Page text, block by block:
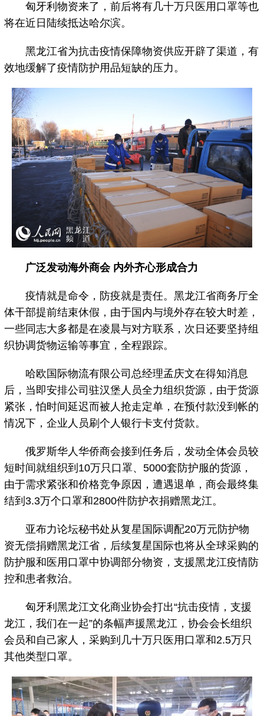
匈牙利物资来了，前后将有几十万只医用口罩等也
将在近日陆续抵达哈尔滨。
黑龙江省为抗击疫情保障物资供应开辟了渠道，有
效地缓解了疫情防护用品短缺的压力。
广泛发动海外商会 内外齐心形成合力
疫情就是命令，防疫就是责任。黑龙江省商务厅全
体干部提前结束休假，由于国内与境外存在较大时差，
一些同志大多都是在凌晨与对方联系，次日还要坚持组
织协调货物运输等事宜，全程跟踪。
哈欧国际物流有限公司总经理孟庆文在得知消息
后，当即安排公司驻汉堡人员全力组织货源，由于货源
紧张，怕时间延迟而被人抢走定单，在预付款没到帐的
情况下，企业人员刷个人银行卡支付货款。
俄罗斯华人华侨商会接到任务后，发动全体会员较
短时间就组织到10万只口罩、5000套防护服的货源，
由于需求紧张和价格竞争原因，遭遇退单，商会最终集
结到3.3万个口罩和2800件防护衣捐赠黑龙江。
亚布力论坛秘书处从复星国际调配20万元防护物
资无偿捐赠黑龙江省，后续复星国际也将从全球采购的
防护服和医用口罩中协调部分物资，支援黑龙江疫情防
控和患者救治。
匈牙利黑龙江文化商业协会打出“抗击疫情，支援
龙江，我们在一起”的条幅声援黑龙江，协会会长组织
会员和自己家人，采购到几十万只医用口罩和2.5万只
其他类型口罩。